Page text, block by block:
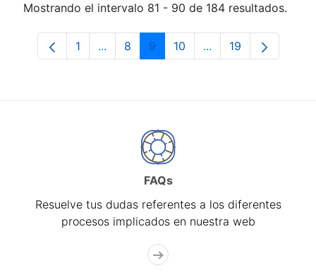
Mostrando el intervalo 81 - 90 de 184 resultados.
Página
1 ...Páginas intermedias Use TAB para
Página
8 Página
9 Página
10 ...PáginasPágina
19
FAQs
Resuelve tus dudas referentes a los diferentes
procesos implicados en nuestra web